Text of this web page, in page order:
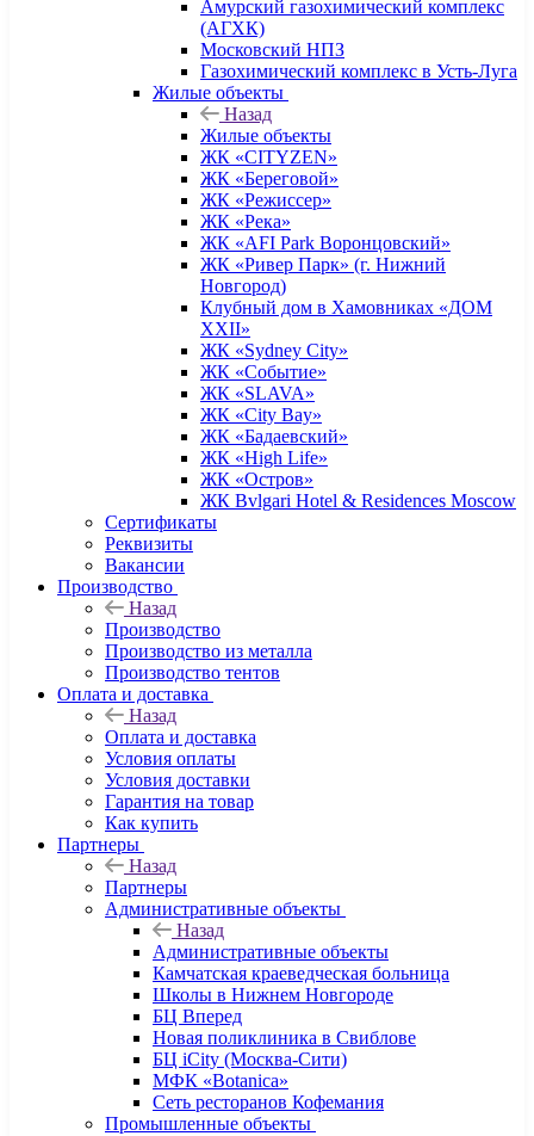
Амурский газохимический комплекс
(АГХК)
Московский НПЗ
Газохимический комплекс в Усть-Луга
Жилые объекты
Назад
Жилые объекты
ЖК «CITYZEN»
ЖК «Береговой»
ЖК «Режиссер»
ЖК «Река»
ЖК «AFI Park Воронцовский»
ЖК «Ривер Парк» (г. Нижний
Новгород)
Клубный дом в Хамовниках «ДОМ
XXII»
ЖК «Sydney City»
ЖК «Событие»
ЖК «SLAVA»
ЖК «City Bay»
ЖК «Бадаевский»
ЖК «High Life»
ЖК «Остров»
ЖК Bvlgari Hotel & Residences Moscow
Сертификаты
Реквизиты
Вакансии
Производство
Назад
Производство
Производство из металла
Производство тентов
Оплата и доставка
Назад
Оплата и доставка
Условия оплаты
Условия доставки
Гарантия на товар
Как купить
Партнеры
Назад
Партнеры
Административные объекты
Назад
Административные объекты
Камчатская краеведческая больница
Школы в Нижнем Новгороде
БЦ Вперед
Новая поликлиника в Свиблове
БЦ iCity (Москва-Сити)
МФК «Botanica»
Сеть ресторанов Кофемания
Промышленные объекты